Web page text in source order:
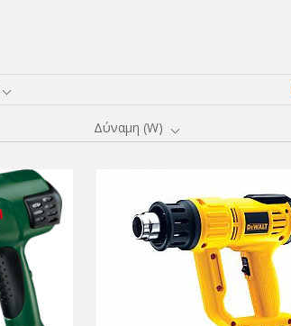
Δύναμη (W)